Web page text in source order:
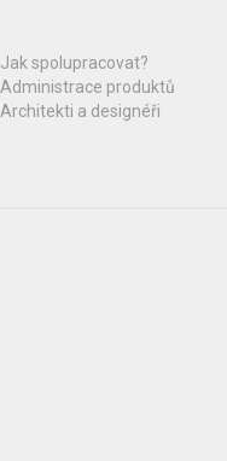
Jak spolupracovat?
Administrace produktů
Architekti a designéři